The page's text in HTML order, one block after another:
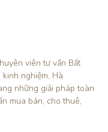
viên tư vấn Bất
nghiệm, Hà
những giải pháp toàn
mua bán, cho thuê,